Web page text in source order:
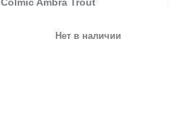
Нет в наличии